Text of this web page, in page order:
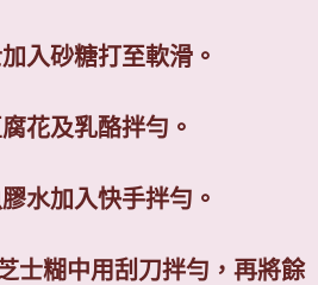
入砂糖打至軟滑。
花及乳酪拌勻。
水加入快手拌勻。
士糊中用刮刀拌勻，再將餘